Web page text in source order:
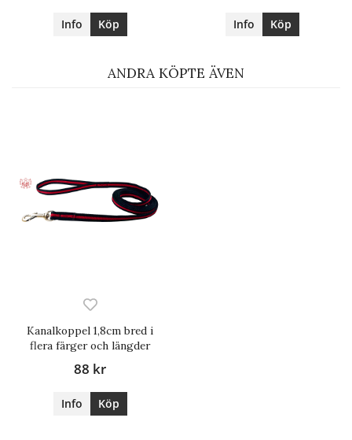
Info Köp Info Köp
ANDRA KÖPTE ÄVEN
Kanalkoppel 1,8cm bred i
flera färger och längder
88 kr
Info Köp